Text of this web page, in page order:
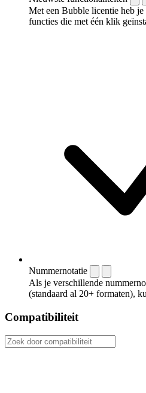
Met een Bubble licentie heb
functies die met één klik
Nummernotatie
Als je verschillende
(standaard al 20+ formaten),
Compatibiliteit